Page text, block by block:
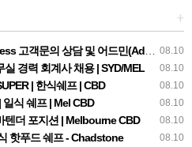
+
08.10
상담 및 어드민(Admin) 직원을 모집합니다.
08.10
경력 회계사 채용 | SYD/MEL
08.10
| 한식쉐프 | CBD
08.10
식 쉐프 | Mel CBD
08.10
텐더 포지션 | Melbourne CBD
08.10
핫푸드 쉐프 - Chadstone